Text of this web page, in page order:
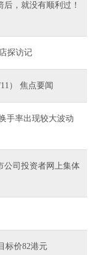
，就没有顺利过！
探访记
） 焦点要闻
手率出现较大波动
公司投资者网上集体
标价82港元